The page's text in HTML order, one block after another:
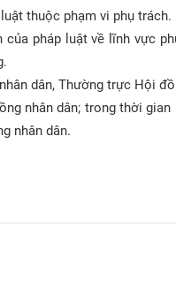
thuộc phạm vi phụ trách.
pháp luật về lĩnh vực
dân, Thường trực Hội
nhân dân; trong thời
nhân dân.